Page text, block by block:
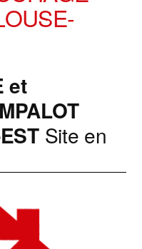
et
Site en